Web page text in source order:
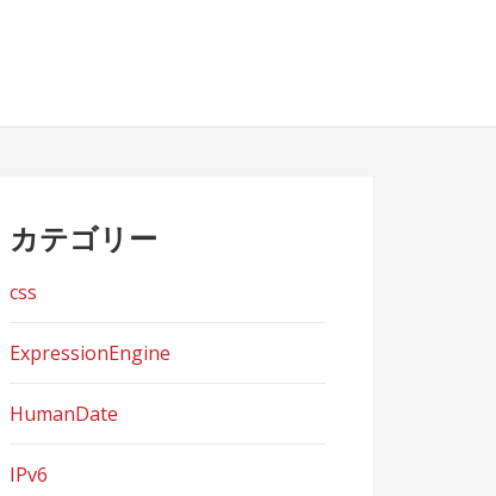
カテゴリー
css
ExpressionEngine
HumanDate
IPv6